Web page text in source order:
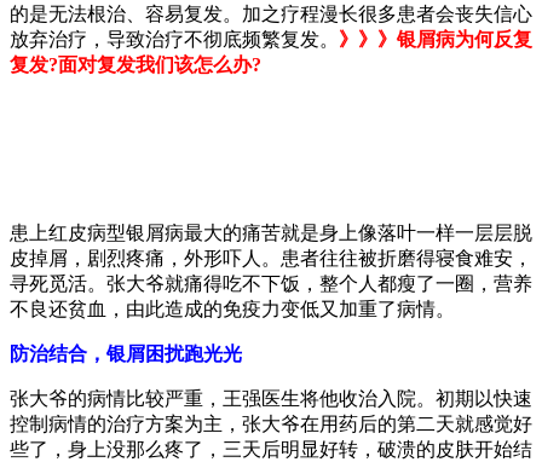
的是无法根治、容易复发。加之疗程漫长很多患者会丧失信心
放弃治疗，导致治疗不彻底频繁复发。 》》》银屑病为何反复
复发?面对复发我们该怎么办?
患上红皮病型银屑病最大的痛苦就是身上像落叶一样一层层脱
皮掉屑，剧烈疼痛，外形吓人。患者往往被折磨得寝食难安，
寻死觅活。张大爷就痛得吃不下饭，整个人都瘦了一圈，营养
不良还贫血，由此造成的免疫力变低又加重了病情。
防治结合，银屑困扰跑光光
张大爷的病情比较严重，王强医生将他收治入院。初期以快速
控制病情的治疗方案为主，张大爷在用药后的第二天就感觉好
些了，身上没那么疼了，三天后明显好转，破溃的皮肤开始结